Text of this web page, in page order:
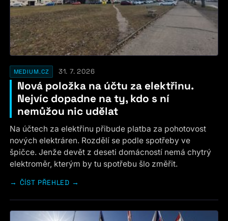
MEDIUM.CZ 31. 7. 2026
Nová položka na účtu za elektřinu.
Nejvíc dopadne na ty, kdo s ní
nemůžou nic udělat
Na účtech za elektřinu přibude platba za pohotovost
nových elektráren. Rozdělí se podle spotřeby ve
špičce. Jenže devět z deseti domácností nemá chytrý
elektroměr, kterým by tu spotřebu šlo změřit.
ČÍST PŘEHLED →